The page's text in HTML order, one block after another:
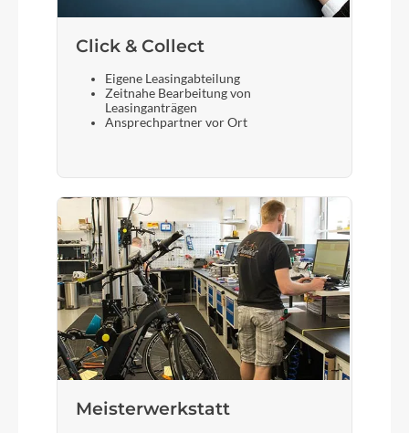
Click & Collect
Eigene Leasingabteilung
Zeitnahe Bearbeitung von
Leasinganträgen
Ansprechpartner vor Ort
Meisterwerkstatt